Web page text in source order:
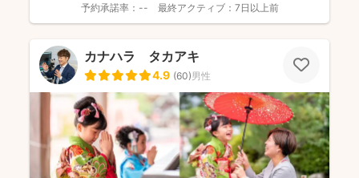
予約承諾率： -- 最終アクティブ： 7日以上前
カナハラ タカアキ
4.9 (60)男性